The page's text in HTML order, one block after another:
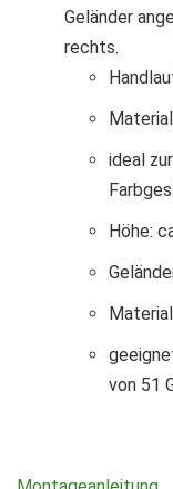
Geländer
rechts.
ideal
Höhe:
von 51